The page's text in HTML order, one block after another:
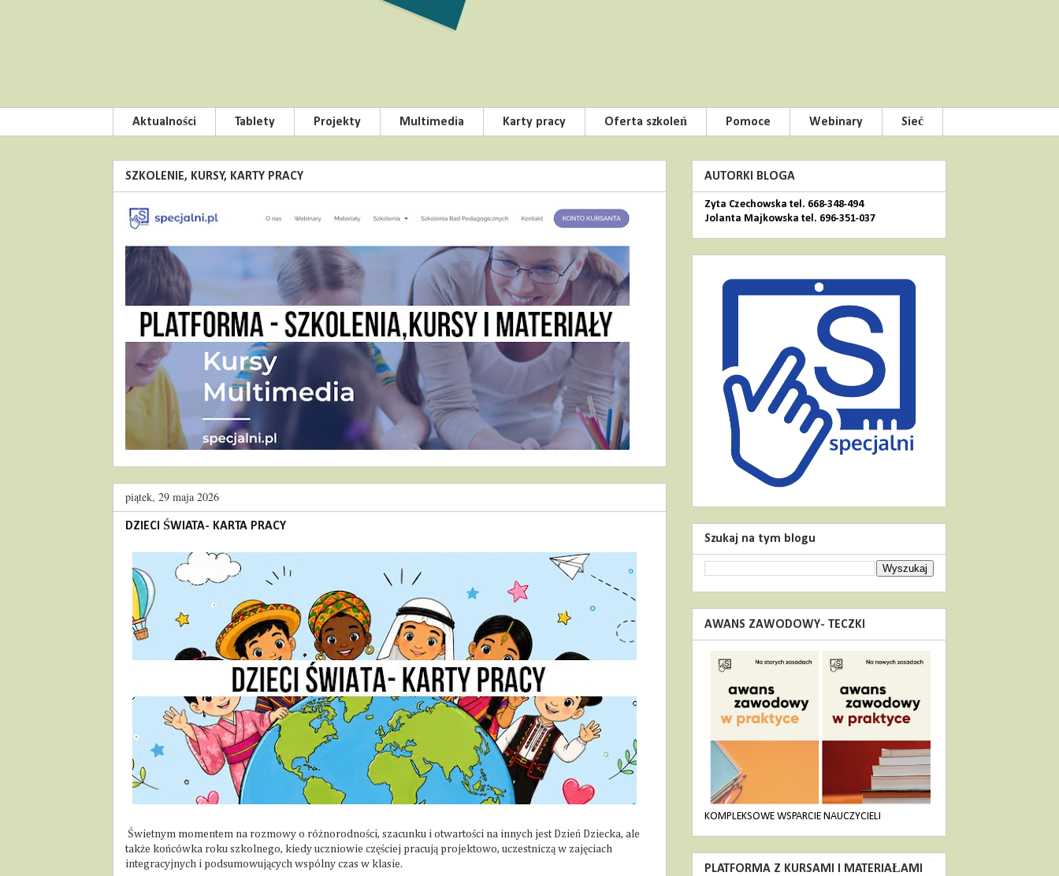
Aktualności Tablety Projekty Multimedia Karty pracy Oferta szkoleń Pomoce Webinary Sieć
SZKOLENIE, KURSY, KARTY PRACY
piątek, 29 maja 2026
DZIECI ŚWIATA- KARTA PRACY
Świetnym momentem na rozmowy o różnorodności, szacunku i otwartości na innych jest Dzień Dziecka, ale
także końcówka roku szkolnego, kiedy uczniowie częściej pracują projektowo, uczestniczą w zajęciach
integracyjnych i podsumowujących wspólny czas w klasie.
AUTORKI BLOGA
Zyta Czechowska tel. 668-348-494
Jolanta Majkowska tel. 696-351-037
Szukaj na tym blogu
AWANS ZAWODOWY- TECZKI
KOMPLEKSOWE WSPARCIE NAUCZYCIELI
PLATFORMA Z KURSAMI I MATERIAŁAMI